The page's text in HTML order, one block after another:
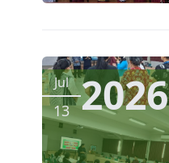
Jul
13 2026